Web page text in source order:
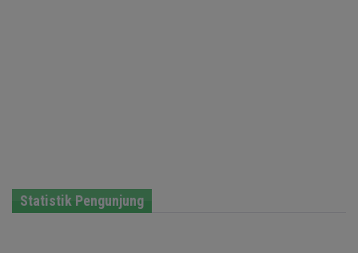
Statistik Pengunjung